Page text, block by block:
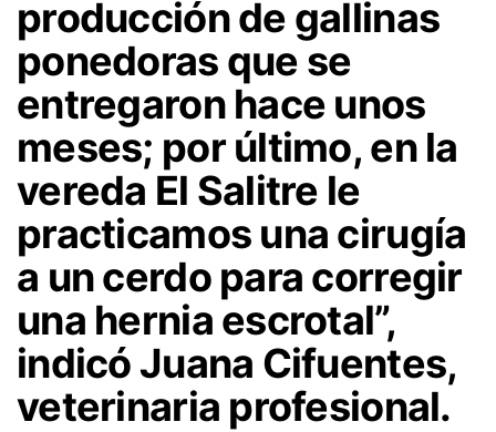
producción de gallinas
ponedoras que se
entregaron hace unos
meses; por último, en la
vereda El Salitre le
practicamos una cirugía
a un cerdo para corregir
una hernia escrotal”,
indicó Juana Cifuentes,
veterinaria profesional.